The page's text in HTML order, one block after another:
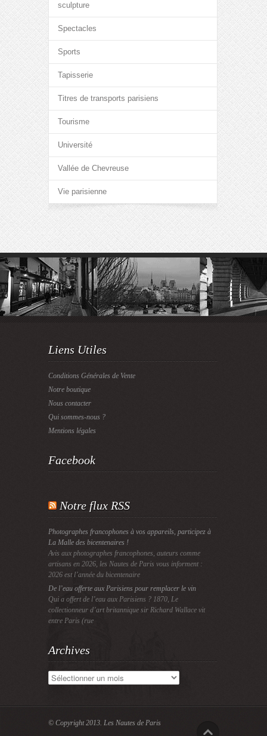
sculpture
Spectacles
Sports
Tapisserie
Titres de transports parisiens
Tourisme
Université
Vallée de Chevreuse
Vie parisienne
Liens Utiles
Conditions Générales de Vente
Notre boutique
Nous contacter
Qui sommes-nous ?
Mentions légales
Facebook
Notre flux RSS
Photographes francophones à vos appareils, participez à
La Malle des bicentenaires !
Avis aux photographes francophones, auteurs comme
artisans en 2026, les Nautes de Paris vous informent :
2026 est l’année du bicentenaire
De l’eau offerte aux Parisiens pour remplacer le vin
Qui a offert de l’eau aux Parisiens ? 1870, Le
collectionneur d’art britannique sir Richard Wallace vit
entre Paris (rue
Archives
Archives
© Copyright 2013. Les Nautes de Paris